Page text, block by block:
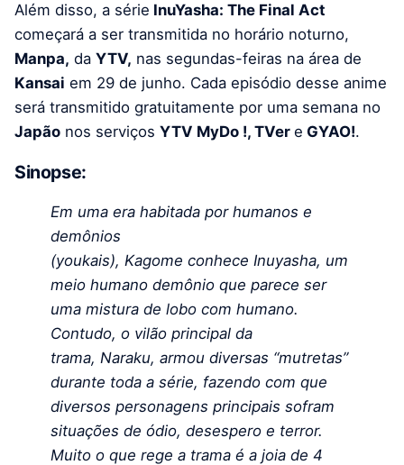
Além disso, a série InuYasha: The Final Act
começará a ser transmitida no horário noturno,
Manpa, da YTV, nas segundas-feiras na área de
Kansai em 29 de junho. Cada episódio desse anime
será transmitido gratuitamente por uma semana no
Japão nos serviços YTV MyDo !, TVer e GYAO!.
Sinopse:
Em uma era habitada por humanos e
demônios
(youkais), Kagome conhece Inuyasha, um
meio humano demônio que parece ser
uma mistura de lobo com humano.
Contudo, o vilão principal da
trama, Naraku, armou diversas “mutretas”
durante toda a série, fazendo com que
diversos personagens principais sofram
situações de ódio, desespero e terror.
Muito o que rege a trama é a joia de 4